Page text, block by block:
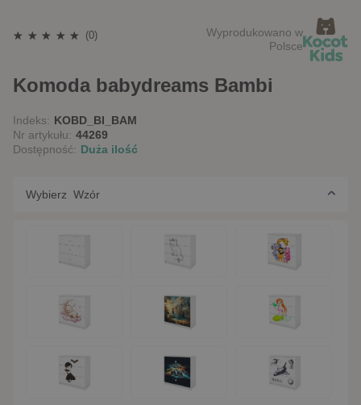
(0)
Wyprodukowano w
Polsce
Komoda babydreams Bambi
Indeks: KOBD_BI_BAM
Nr artykułu: 44269
Dostępność: Duża ilość
Wybierz Wzór